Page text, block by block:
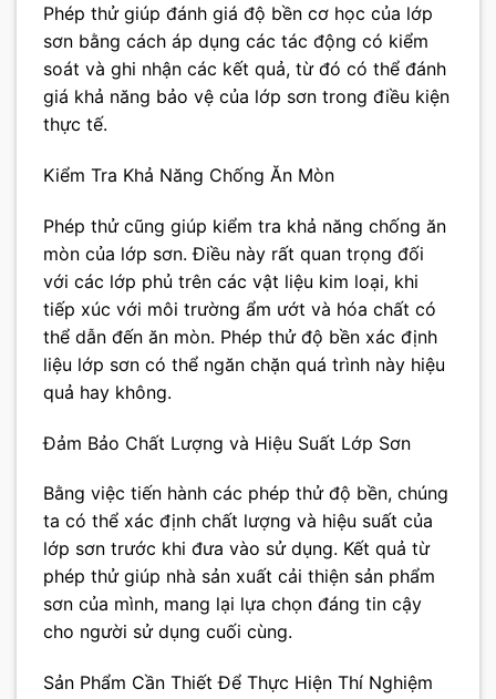
Phép thử giúp đánh giá độ bền cơ học của lớp
sơn bằng cách áp dụng các tác động có kiểm
soát và ghi nhận các kết quả, từ đó có thể đánh
giá khả năng bảo vệ của lớp sơn trong điều kiện
thực tế.
Kiểm Tra Khả Năng Chống Ăn Mòn
Phép thử cũng giúp kiểm tra khả năng chống ăn
mòn của lớp sơn. Điều này rất quan trọng đối
với các lớp phủ trên các vật liệu kim loại, khi
tiếp xúc với môi trường ẩm ướt và hóa chất có
thể dẫn đến ăn mòn. Phép thử độ bền xác định
liệu lớp sơn có thể ngăn chặn quá trình này hiệu
quả hay không.
Đảm Bảo Chất Lượng và Hiệu Suất Lớp Sơn
Bằng việc tiến hành các phép thử độ bền, chúng
ta có thể xác định chất lượng và hiệu suất của
lớp sơn trước khi đưa vào sử dụng. Kết quả từ
phép thử giúp nhà sản xuất cải thiện sản phẩm
sơn của mình, mang lại lựa chọn đáng tin cậy
cho người sử dụng cuối cùng.
Sản Phẩm Cần Thiết Để Thực Hiện Thí Nghiệm